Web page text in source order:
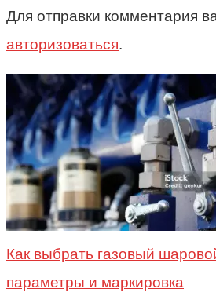
Для отправки комментария
авторизоваться.
Как выбрать газовый
параметры и маркировка